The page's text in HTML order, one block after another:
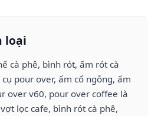
loại
cà phê, bình rót, ấm rót cà
pour over, ấm cổ ngỗng, ấm
over v60, pour over coffee là
lọc cafe, bình rót cà phê,